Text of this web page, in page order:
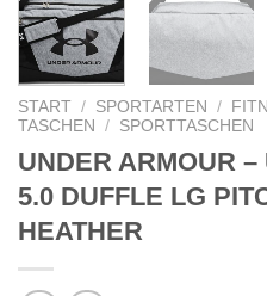
START / SPORTARTEN /
TASCHEN
/ SPORTTASCHEN
UNDER ARMOUR
5.0 DUFFLE LG
HEATHER